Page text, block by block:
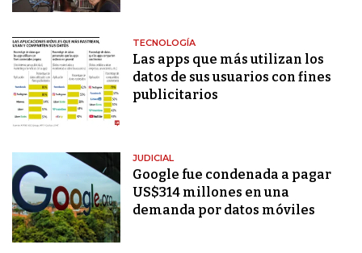
TECNOLOGÍA
Las apps que más utilizan los
datos de sus usuarios con fines
publicitarios
JUDICIAL
Google fue condenada a pagar
US$314 millones en una
demanda por datos móviles